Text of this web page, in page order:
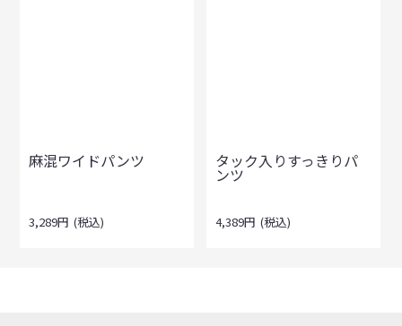
麻混ワイドパンツ
3,289円 (税込)
タック入りすっきりパ
ンツ
4,389円 (税込)